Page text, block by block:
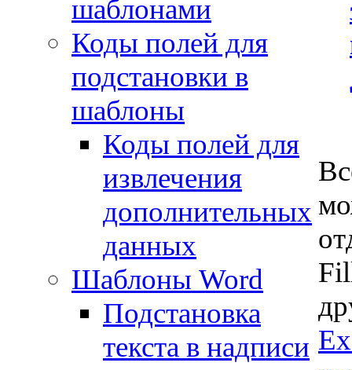
шаблонами
Коды полей для
подстановки в
шаблоны
Коды полей для
извлечения
дополнительных
данных
Шаблоны Word
Подстановка
текста в надписи